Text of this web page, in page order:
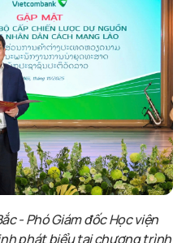
- Phó Giám đốc Học viện
phát biểu tại chương trình